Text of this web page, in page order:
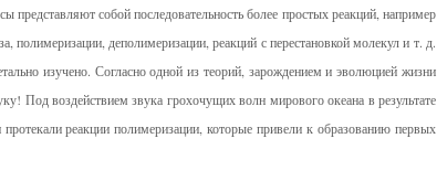
представляют собой последовательность более простых реакций, например
полимеризации, деполимеризации, реакций с перестановкой молекул и т. д.
изучено. Согласно одной из теорий, зарождением и эволюцией жизни
Под воздействием звука грохочущих волн мирового океана в результате
реакции полимеризации, которые привели к образованию первых